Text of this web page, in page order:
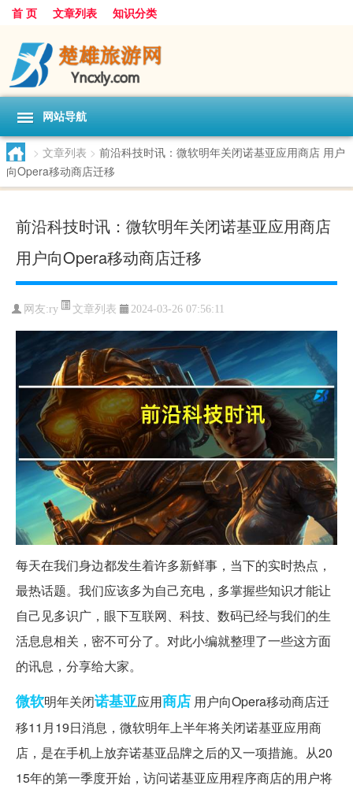
首 页 文章列表 知识分类
网站导航
> 文章列表 > 前沿科技时讯：微软明年关闭诺基亚应用商店 用户
向Opera移动商店迁移
前沿科技时讯：微软明年关闭诺基亚应用商店
用户向Opera移动商店迁移
网友:ry 文章列表 2024-03-26 07:56:11
每天在我们身边都发生着许多新鲜事，当下的实时热点，
最热话题。我们应该多为自己充电，多掌握些知识才能让
自己见多识广，眼下互联网、科技、数码已经与我们的生
活息息相关，密不可分了。对此小编就整理了一些这方面
的讯息，分享给大家。
微软明年关闭诺基亚应用商店 用户向Opera移动商店迁
移11月19日消息，微软明年上半年将关闭诺基亚应用商
店，是在手机上放弃诺基亚品牌之后的又一项措施。从20
15年的第一季度开始，访问诺基亚应用程序商店的用户将